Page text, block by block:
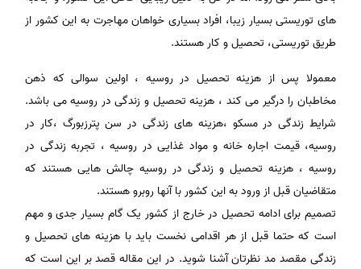
های توریستی بسیار زیبا، افراد بسیاری خواهان مهاجرت به این کشور از
طریق توریستی، تحصیل و کار هستند.
معمولا پس از هزینه تحصیل در روسیه ، اولین سوالی که ذهن
مخاطبان را درگیر می کند ، هزینه تحصیل و زندگی در روسیه می باشد.
شرایط زندگی در مسکو ،هزینه های زندگی در سن پترزبورگ ،کار در
روسیه، قیمت اجاره خانه و مواد غذایی در روسیه ، تجربه زندگی در
روسیه ، هزینه تحصیل و زندگی در روسیه چالش هایی هستند که
متقاضیان قبل از ورود به این کشور با آنها روبرو هستند.
تصمیم برای ادامه تحصیل در خارج از کشور یک گام بسیار جدی و مهم
است که حتما قبل از هر اقدامی نخست باید با هزینه های تحصیل و
زندگی مقصد مد نظرتان آشنا شوید. در این مقاله قصد بر این است که